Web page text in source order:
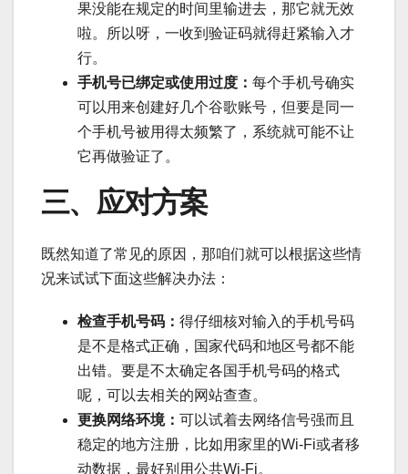
果没能在规定的时间里输进去，那它就无效
啦。所以呀，一收到验证码就得赶紧输入才
行。
手机号已绑定或使用过度： 每个手机号确实
可以用来创建好几个谷歌账号，但要是同一
个手机号被用得太频繁了，系统就可能不让
它再做验证了。
三、应对方案
既然知道了常见的原因，那咱们就可以根据这些情
况来试试下面这些解决办法：
检查手机号码： 得仔细核对输入的手机号码
是不是格式正确，国家代码和地区号都不能
出错。要是不太确定各国手机号码的格式
呢，可以去相关的网站查查。
更换网络环境： 可以试着去网络信号强而且
稳定的地方注册，比如用家里的Wi-Fi或者移
动数据，最好别用公共Wi-Fi。